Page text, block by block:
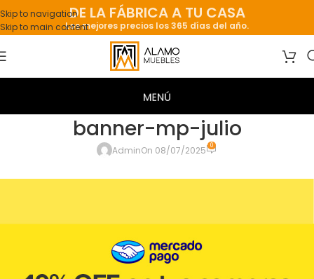
Skip to navigation
Skip to main content
DE LA FÁBRICA A TU CASA
Los mejores precios los 365 días del año.
banner-mp-julio
AdminOn 08/07/2025 0